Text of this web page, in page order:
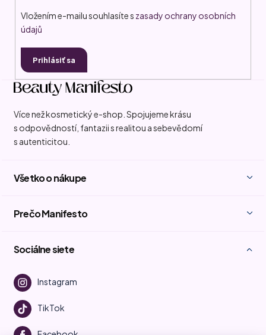
Vložením e-mailu souhlasíte s zasady ochrany osobních
údajů
Prihlásiť sa
Více než kosmetický e-shop. Spojujeme krásu
s odpovědností, fantazii s realitou a sebevědomí
s autenticitou.
Všetko o nákupe
Prečo Manifesto
Sociálne siete
Instagram
TikTok